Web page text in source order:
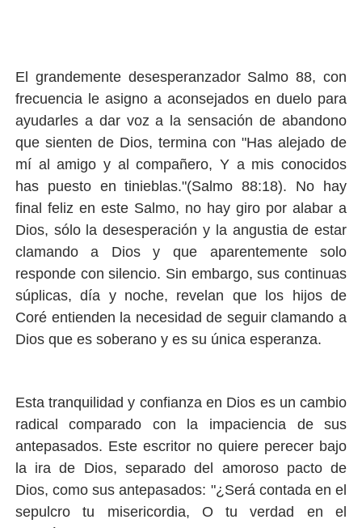
El grandemente desesperanzador Salmo 88, con
frecuencia le asigno a aconsejados en duelo para
ayudarles a dar voz a la sensación de abandono
que sienten de Dios, termina con "Has alejado de
mí al amigo y al compañero, Y a mis conocidos
has puesto en tinieblas."(Salmo 88:18). No hay
final feliz en este Salmo, no hay giro por alabar a
Dios, sólo la desesperación y la angustia de estar
clamando a Dios y que aparentemente solo
responde con silencio. Sin embargo, sus continuas
súplicas, día y noche, revelan que los hijos de
Coré entienden la necesidad de seguir clamando a
Dios que es soberano y es su única esperanza.
Esta tranquilidad y confianza en Dios es un cambio
radical comparado con la impaciencia de sus
antepasados. Este escritor no quiere perecer bajo
la ira de Dios, separado del amoroso pacto de
Dios, como sus antepasados: "¿Será contada en el
sepulcro tu misericordia, O tu verdad en el